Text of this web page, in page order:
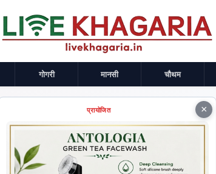
गोगरी मानसी चौथम
×
प्रायोजित